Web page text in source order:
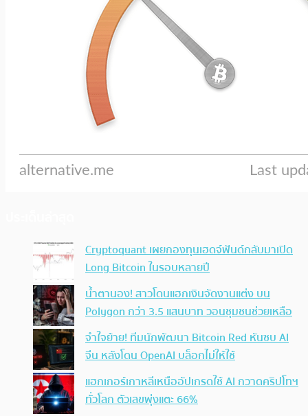
Cryptoquant เผยกองทุนเฮดจ์ฟันด์กลับมาเปิด
Long Bitcoin ในรอบหลายปี
น้ำตานอง! สาวโดนแฮกเงินจัดงานแต่ง บน
Polygon กว่า 3.5 แสนบาท วอนชุมชนช่วยเหลือ
จำใจย้าย! ทีมนักพัฒนา Bitcoin Red หันซบ AI
จีน หลังโดน OpenAI บล็อกไม่ให้ใช้
แฮกเกอร์เกาหลีเหนืออัปเกรดใช้ AI กวาดคริปโทฯ
ทั่วโลก ตัวเลขพุ่งแตะ 66%